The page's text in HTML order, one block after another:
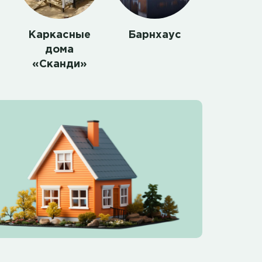
Каркасные
дома
«Сканди»
Барнхаус